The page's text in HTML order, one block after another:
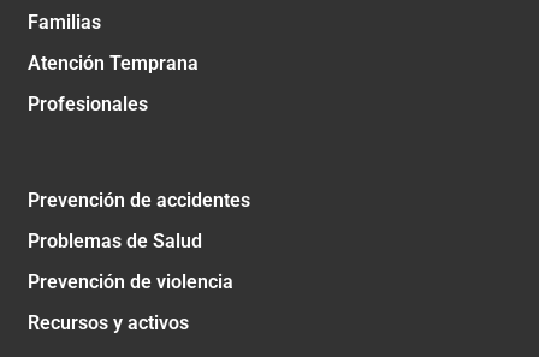
Familias
Atención Temprana
Profesionales
Prevención de accidentes
Problemas de Salud
Prevención de violencia
Recursos y activos